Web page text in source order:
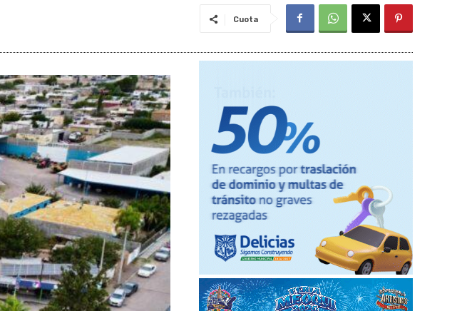
Cuota